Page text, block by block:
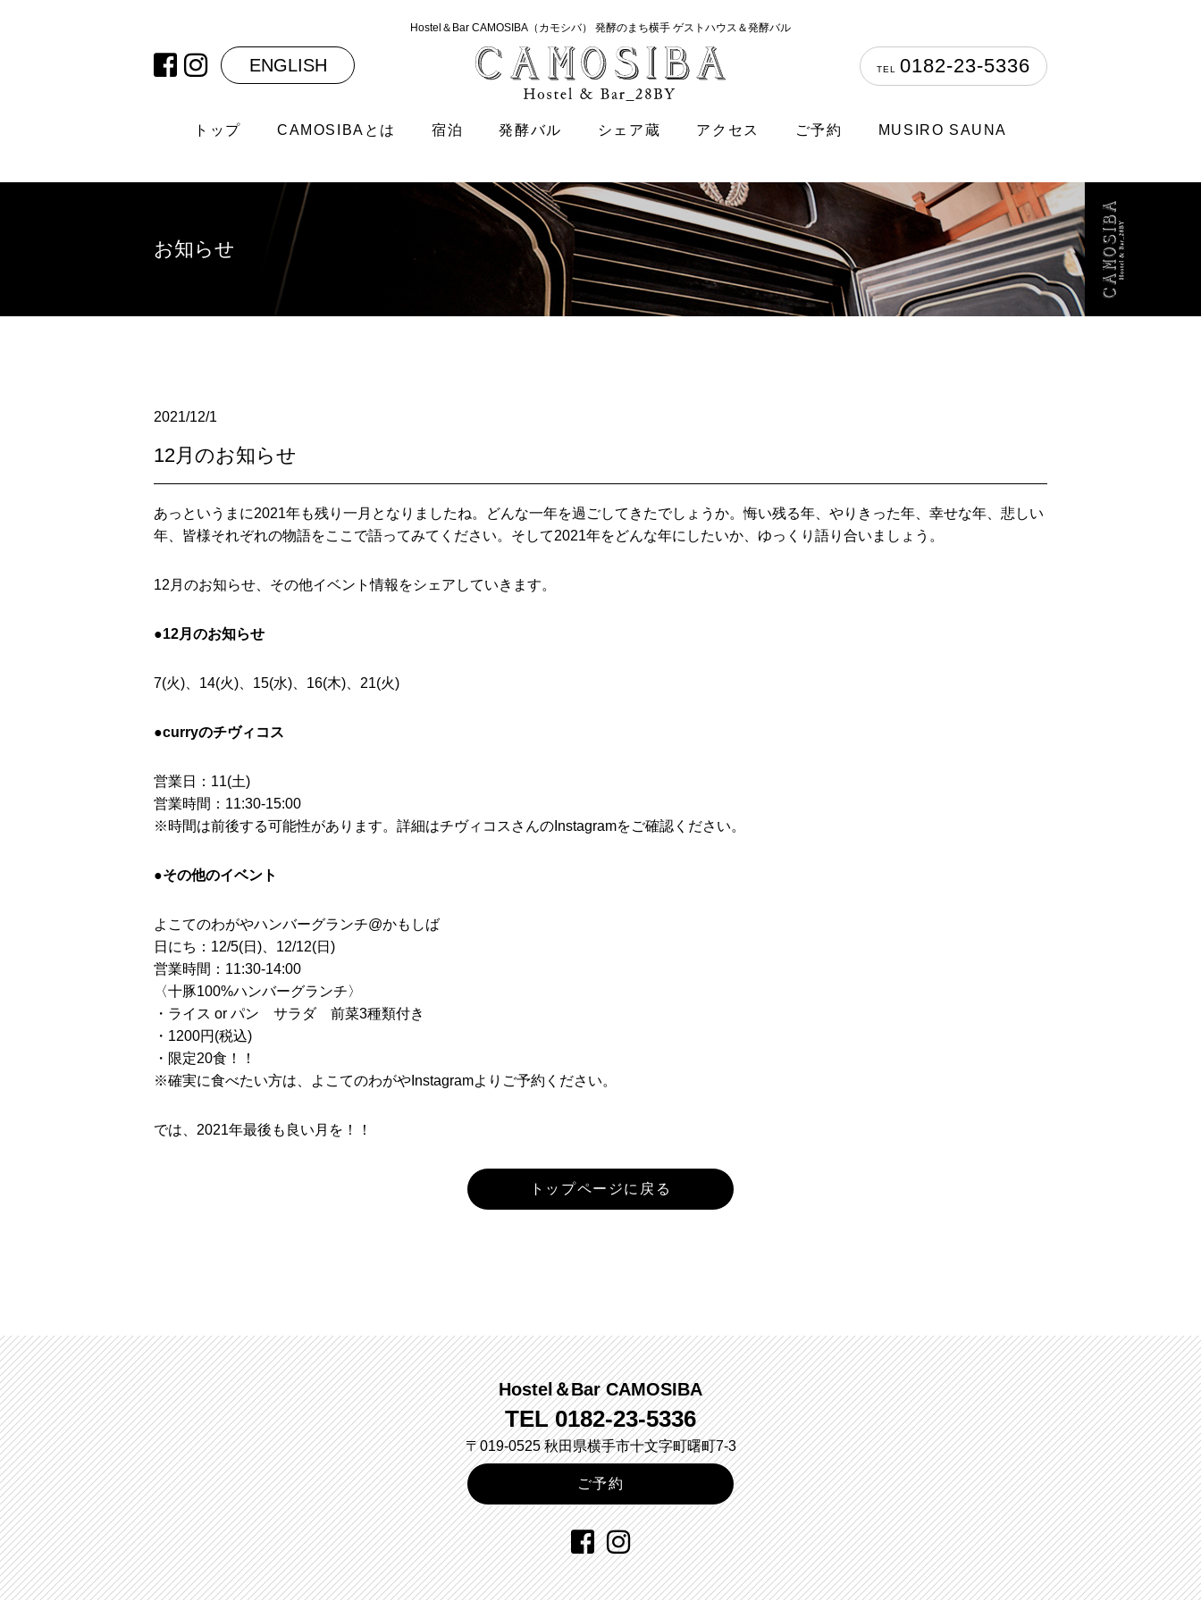
Hostel＆Bar CAMOSIBA（カモシバ） 発酵のまち横手 ゲストハウス＆発酵バル
ENGLISH TEL 0182-23-5336
トップ CAMOSIBAとは 宿泊 発酵バル シェア蔵 アクセス ご予約 MUSIRO SAUNA
お知らせ
2021/12/1
12月のお知らせ
あっというまに2021年も残り一月となりましたね。どんな一年を過ごしてきたでしょうか。悔い残る年、やりきった年、幸せな年、悲しい
年、皆様それぞれの物語をここで語ってみてください。そして2021年をどんな年にしたいか、ゆっくり語り合いましょう。
12月のお知らせ、その他イベント情報をシェアしていきます。
●12月のお知らせ
7(火)、14(火)、15(水)、16(木)、21(火)
●curryのチヴィコス
営業日：11(土)
営業時間：11:30-15:00
※時間は前後する可能性があります。詳細はチヴィコスさんのInstagramをご確認ください。
●その他のイベント
よこてのわがやハンバーグランチ@かもしば
日にち：12/5(日)、12/12(日)
営業時間：11:30-14:00
〈十豚100%ハンバーグランチ〉
・ライス or パン サラダ 前菜3種類付き
・1200円(税込)
・限定20食！！
※確実に食べたい方は、よこてのわがやInstagramよりご予約ください。
では、2021年最後も良い月を！！
トップページに戻る
Hostel＆Bar CAMOSIBA
TEL0182-23-5336
〒019-0525 秋田県横手市十文字町曙町7-3
ご予約